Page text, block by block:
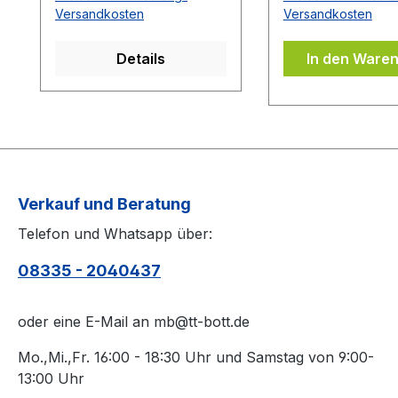
das Emblem bzw. eine
Aufschrift zu sehen
bei der Belag Montage
inklusive.Bei den
KEINE Belag-Montage
legen.
Versandkosten
Details
selbstklebende
Eigenschaften
auf Ihrem Belag.
Oberfläche des
(z.B. mit einem
die
Versandkosten
In den
Verkauf und Beratung
Telefon und Whatsapp über:
08335 - 2040437
oder eine E-Mail an mb@tt-bott.de
Mo.,Mi.,Fr. 16:00 - 18:30 Uhr und Samstag von 9:00-
13:00 Uhr